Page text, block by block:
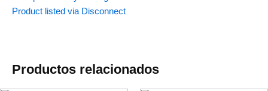
Product listed via Disconnect
Productos relacionados